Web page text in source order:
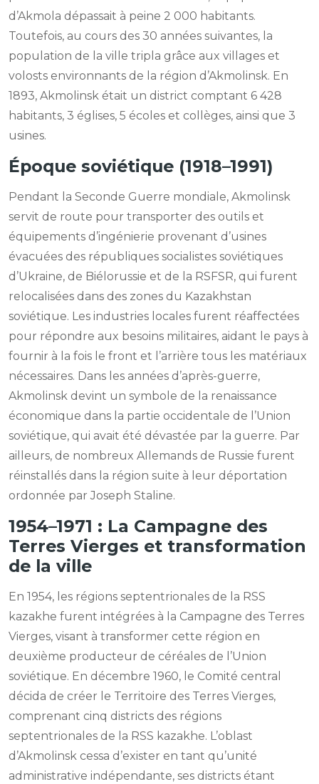
d’Akmola dépassait à peine 2 000 habitants.
Toutefois, au cours des 30 années suivantes, la
population de la ville tripla grâce aux villages et
volosts environnants de la région d’Akmolinsk. En
1893, Akmolinsk était un district comptant 6 428
habitants, 3 églises, 5 écoles et collèges, ainsi que 3
usines.
Époque soviétique (1918–1991)
Pendant la Seconde Guerre mondiale, Akmolinsk
servit de route pour transporter des outils et
équipements d’ingénierie provenant d’usines
évacuées des républiques socialistes soviétiques
d’Ukraine, de Biélorussie et de la RSFSR, qui furent
relocalisées dans des zones du Kazakhstan
soviétique. Les industries locales furent réaffectées
pour répondre aux besoins militaires, aidant le pays à
fournir à la fois le front et l’arrière tous les matériaux
nécessaires. Dans les années d’après-guerre,
Akmolinsk devint un symbole de la renaissance
économique dans la partie occidentale de l’Union
soviétique, qui avait été dévastée par la guerre. Par
ailleurs, de nombreux Allemands de Russie furent
réinstallés dans la région suite à leur déportation
ordonnée par Joseph Staline.
1954–1971 : La Campagne des
Terres Vierges et transformation
de la ville
En 1954, les régions septentrionales de la RSS
kazakhe furent intégrées à la Campagne des Terres
Vierges, visant à transformer cette région en
deuxième producteur de céréales de l’Union
soviétique. En décembre 1960, le Comité central
décida de créer le Territoire des Terres Vierges,
comprenant cinq districts des régions
septentrionales de la RSS kazakhe. L’oblast
d’Akmolinsk cessa d’exister en tant qu’unité
administrative indépendante, ses districts étant